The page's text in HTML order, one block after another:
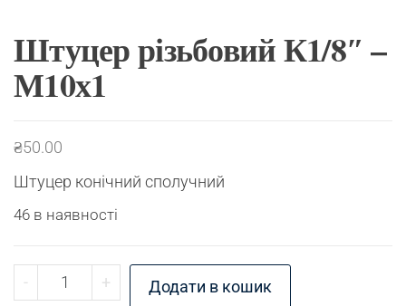
Штуцер різьбовий К1/8″ –
М10х1
₴50.00
Штуцер конічний сполучний
46 в наявності
- Штуцер різьбовий К1/8" - М10х1 кількість
+ Додати в кошик